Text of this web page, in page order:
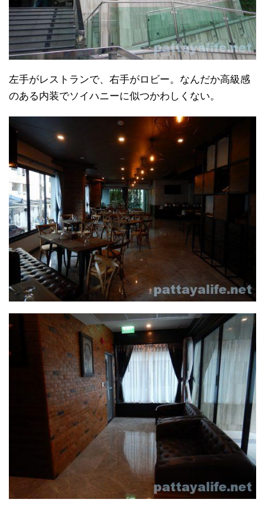
左手がレストランで、右手がロビー。なんだか高級感
のある内装でソイハニーに似つかわしくない。